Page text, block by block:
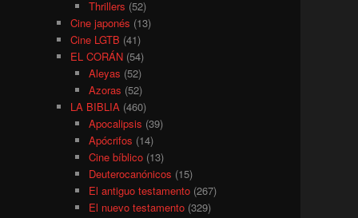
Thrillers (52)
Cine japonés (13)
Cine LGTB (41)
EL CORÁN (54)
Aleyas (52)
Azoras (52)
LA BIBLIA (460)
Apocalipsis (39)
Apócrifos (14)
Cine bíblico(13)
Deuterocanónicos (15)
El antiguo testamento(267)
El nuevo testamento(329)